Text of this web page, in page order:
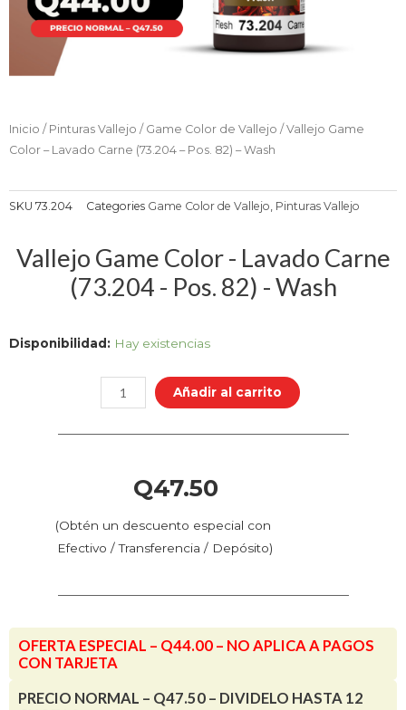
Inicio / Pinturas Vallejo / Game Color de Vallejo / Vallejo Game
Color – Lavado Carne (73.204 – Pos. 82) – Wash
SKU 73.204 Categories Game Color de Vallejo, Pinturas Vallejo
Vallejo Game Color - Lavado Carne
(73.204 - Pos. 82) - Wash
Disponibilidad: Hay existencias
Vallejo
Color
-
Lavado
(73.204
Pos.
82)
Añadir al carrito
Q47.50
(Obtén un descuento especial con
Efectivo / Transferencia / Depósito)
OFERTA ESPECIAL – Q44.00 – NO APLICA A PAGOS
CON TARJETA
PRECIO NORMAL – Q47.50 – DIVIDELO HASTA 12